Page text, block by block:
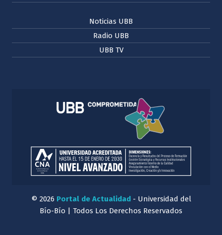
Noticias UBB
Radio UBB
UBB TV
© 2026 Portal de Actualidad- Universidad del
Bío-Bío | Todos Los Derechos Reservados